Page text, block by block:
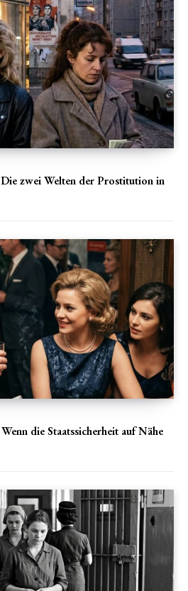
zwei Welten der Prostitution in
die Staatssicherheit auf Nähe